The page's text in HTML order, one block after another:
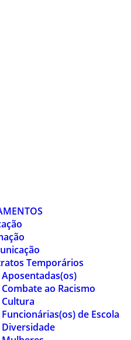
Temporários
ao Racismo
de Escola